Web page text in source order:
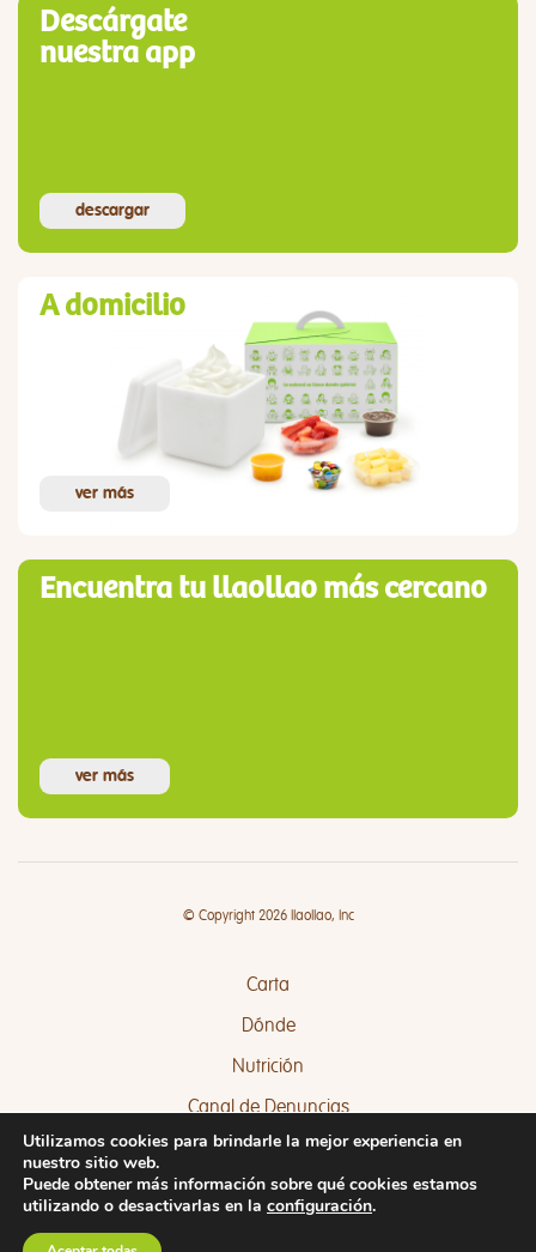
Descárgate
nuestra app
descargar
A domicilio
ver más
Encuentra tu llaollao más cercano
ver más
© Copyright 2026 llaollao, Inc
Carta
Dónde
Nutrición
Canal de Denuncias
Quejas y Sugerencias
Utilizamos cookies para brindarle la mejor experiencia en
nuestro sitio web.
Puede obtener más información sobre qué cookies estamos
utilizando o desactivarlas en la configuración.